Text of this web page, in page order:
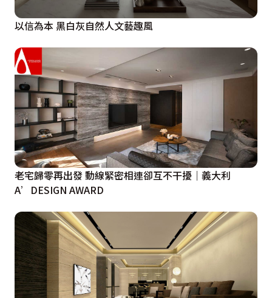
以信為本 黑白灰自然人文藝趣風
老宅歸零再出發 動線緊密相連卻互不干擾｜義大利
A’DESIGN AWARD